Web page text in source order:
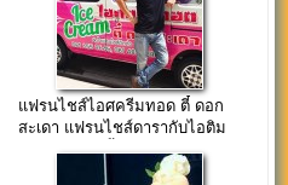
แฟรนไชส์ไอศครีมทอด ตี๋ ดอก
สะเดา แฟรนไชส์ดารากับไอติม